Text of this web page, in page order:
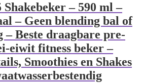
– 590 ml –
– Geen blending bal of
– Beste draagbare pre-
eiwit fitness beker –
Smoothies en Shakes